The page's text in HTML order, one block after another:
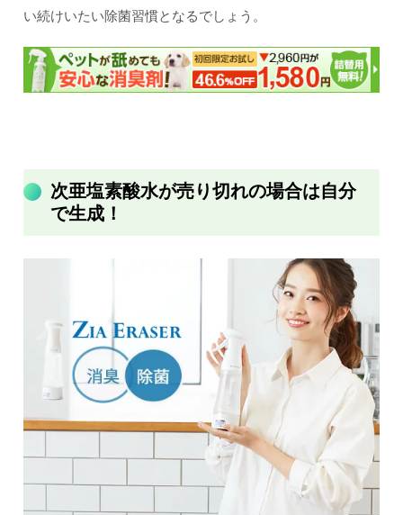
い続けいたい除菌習慣となるでしょう。
次亜塩素酸水が売り切れの場合は自分
で生成！